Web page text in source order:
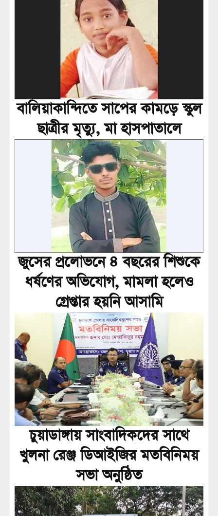
বালিয়াকান্দিতে সাপের কামড়ে স্কুল
ছাত্রীর মৃত্যু, মা হাসপাতালে
জুসের প্রলোভনে ৪ বছরের শিশুকে
ধর্ষণের অভিযোগ, মামলা হলেও
গ্রেপ্তার হয়নি আসামি
চুয়াডাঙ্গায় সাংবাদিকদের সাথে
খুলনা রেঞ্জ ডিআইজির মতবিনিময়
সভা অনুষ্ঠিত